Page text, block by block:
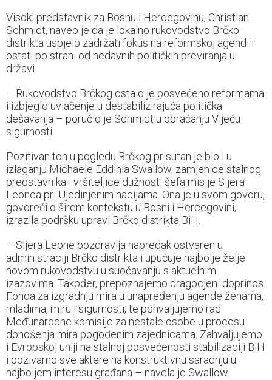
Visoki predstavnik za Bosnu i Hercegovinu, Christian
Schmidt, naveo je da je lokalno rukovodstvo Brčko
distrikta uspjelo zadržati fokus na reformskoj agendi i
ostati po strani od nedavnih političkih previranja u
državi.
– Rukovodstvo Brčkog ostalo je posvećeno reformama
i izbjeglo uvlačenje u destabilizirajuća politička
dešavanja – poručio je Schmidt u obraćanju Vijeću
sigurnosti.
Pozitivan ton u pogledu Brčkog prisutan je bio i u
izlaganju Michaele Eddinia Swallow, zamjenice stalnog
predstavnika i vršiteljice dužnosti šefa misije Sijera
Leonea pri Ujedinjenim nacijama. Ona je u svom govoru,
govoreći o širem kontekstu u Bosni i Hercegovini,
izrazila podršku upravi Brčko distrikta BiH.
– Sijera Leone pozdravlja napredak ostvaren u
administraciji Brčko distrikta i upućuje najbolje želje
novom rukovodstvu u suočavanju s aktuelnim
izazovima. Također, prepoznajemo dragocjeni doprinos
Fonda za izgradnju mira u unapređenju agende ženama,
mladima, miru i sigurnosti, te pohvaljujemo rad
Međunarodne komisije za nestale osobe u procesu
donošenja mira pogođenim zajednicama. Zahvaljujemo
i Evropskoj uniji na stalnoj posvećenosti stabilizaciji BiH
i pozivamo sve aktere na konstruktivnu saradnju u
najboljem interesu građana – navela je Swallow.